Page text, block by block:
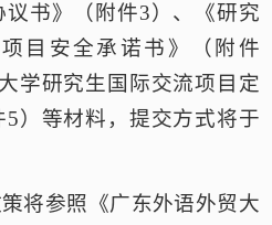
议书》（附件3）、《研究
目安全承诺书》（附件
学研究生国际交流项目定
5）等材料 ， 提交方式将于
将参照《广东外语外贸大